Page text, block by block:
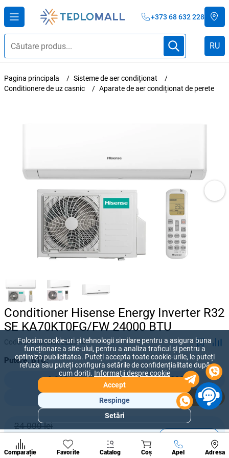
+373 68 632 228
RU
Pagina principala
Sisteme de aer condiționat
Conditionere de uz casnic
Aparate de aer condiționat de perete
Conditioner Hisense Energy Inverter R32
SE KA70KT0FG/FW 24000 BTU
Codul produsului:222074
Putere, BTU:
9 000
12 000
24 000
24 000 lei
20 000lei - +
Comparație Favorite Catalog Coș Apel Adresa
A suna
populare
de
Folosim cookie-uri și tehnologii similare pentru a asigura buna
funcționare a site-ului, pentru a analiza traficul și pentru a
optimiza publicitatea. Puteți accepta toate cookie-urile, le puteți
refuza sau puteți configura setările de confidențialitate după
cum doriți. Informații despre cookie
Accept
Respinge
Setări